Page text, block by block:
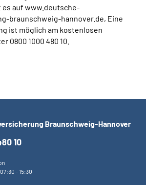
auf www.deutsche-
braunschweig-hannover.de, Eine
ist möglich am kostenlosen
0800 1000 480 10.
Braunschweig-Hannover
10
07:30 - 15:30